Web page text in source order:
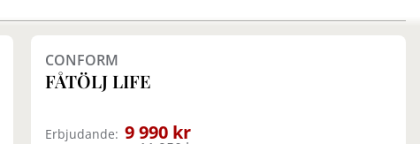
Finns i fler val (3)
CONFORM
FÅTÖLJ LIFE
Erbjudande: 9 990 kr